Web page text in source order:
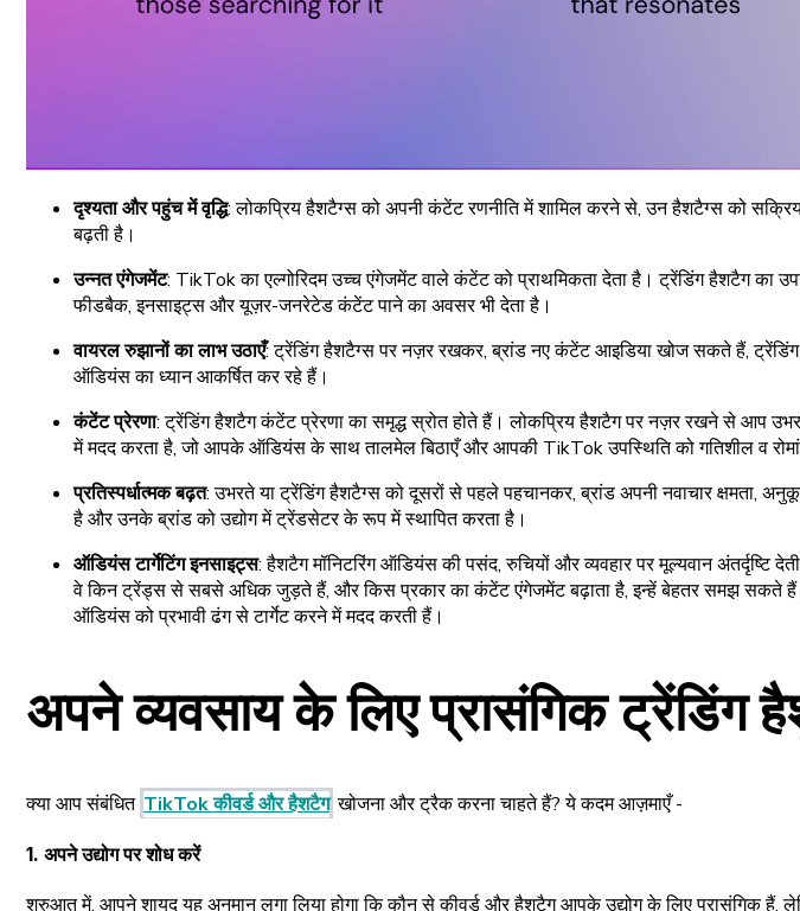
दृश्यता और पहुंच में वृद्धि: लोकप्रिय हैशटैग्स को अपनी कंटेंट रणनीति में शामिल करने से, उन हैशटैग्स को
बढ़ती है।
उन्नत एंगेजमेंट: TikTok का एल्गोरिदम उच्च एंगेजमेंट वाले कंटेंट को प्राथमिकता देता है। ट्रेंडिंग हैशटैग
फीडबैक, इनसाइट्स और यूज़र-जनरेटेड कंटेंट पाने का अवसर भी देता है।
वायरल रुझानों का लाभ उठाएँ: ट्रेंडिंग हैशटैग्स पर नज़र रखकर, ब्रांड नए कंटेंट आइडिया खोज सकते हैं,
ऑडियंस का ध्यान आकर्षित कर रहे हैं।
कंटेंट प्रेरणा: ट्रेंडिंग हैशटैग कंटेंट प्रेरणा का समृद्ध स्रोत होते हैं। लोकप्रिय हैशटैग पर नज़र रखने से आप
में मदद करता है, जो आपके ऑडियंस के साथ तालमेल बिठाएँ और आपकी TikTok उपस्थिति को गतिशील व
प्रतिस्पर्धात्मक बढ़त: उभरते या ट्रेंडिंग हैशटैग्स को दूसरों से पहले पहचानकर, ब्रांड अपनी नवाचार क्षमता,
है और उनके ब्रांड को उद्योग में ट्रेंडसेटर के रूप में स्थापित करता है।
ऑडियंस टार्गेटिंग इनसाइट्स: हैशटैग मॉनिटरिंग ऑडियंस की पसंद, रुचियों और व्यवहार पर मूल्यवान
वे किन ट्रेंड्स से सबसे अधिक जुड़ते हैं, और किस प्रकार का कंटेंट एंगेजमेंट बढ़ाता है, इन्हें बेहतर समझ सकते
ऑडियंस को प्रभावी ढंग से टार्गेट करने में मदद करती हैं।
अपने व्यवसाय के लिए प्रासंगिक
क्या आप संबंधित TikTok कीवर्ड और हैशटैग खोजना और ट्रैक करना चाहते हैं? ये कदम आज़माएँ -
1. अपने उद्योग पर शोध करें
शुरुआत में, आपने शायद यह अनुमान लगा लिया होगा कि कौन से कीवर्ड और हैशटैग आपके उद्योग के लिए प्रासंगिक हैं,